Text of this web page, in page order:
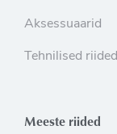
Aksessuaarid
Tehnilised riided
Meeste riided